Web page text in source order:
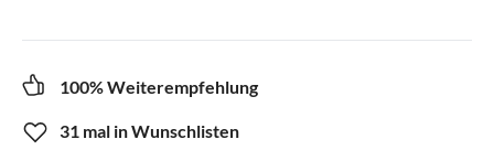
100% Weiterempfehlung
31 mal in Wunschlisten